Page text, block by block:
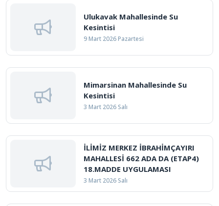
Ulukavak Mahallesinde Su
Kesintisi
9 Mart 2026 Pazartesi
Mimarsinan Mahallesinde Su
Kesintisi
3 Mart 2026 Salı
İLİMİZ MERKEZ İBRAHİMÇAYIRI
MAHALLESİ 662 ADA DA (ETAP4)
18.MADDE UYGULAMASI
3 Mart 2026 Salı